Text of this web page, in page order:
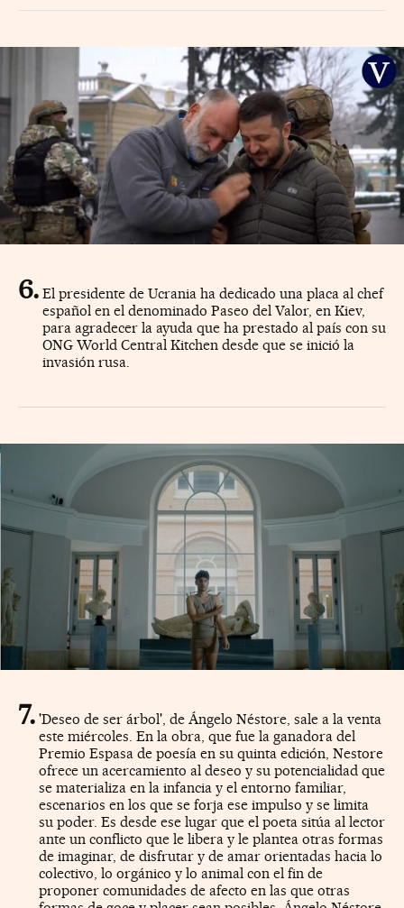
El presidente de Ucrania ha dedicado una placa al chef
español en el denominado Paseo del Valor, en Kiev,
para agradecer la ayuda que ha prestado al país con su
ONG World Central Kitchen desde que se inició la
invasión rusa.
'Deseo de ser árbol', de Ángelo Néstore, sale a la venta
este miércoles. En la obra, que fue la ganadora del
Premio Espasa de poesía en su quinta edición, Nestore
ofrece un acercamiento al deseo y su potencialidad que
se materializa en la infancia y el entorno familiar,
escenarios en los que se forja ese impulso y se limita
su poder. Es desde ese lugar que el poeta sitúa al lector
ante un conflicto que le libera y le plantea otras formas
de imaginar, de disfrutar y de amar orientadas hacia lo
colectivo, lo orgánico y lo animal con el fin de
proponer comunidades de afecto en las que otras